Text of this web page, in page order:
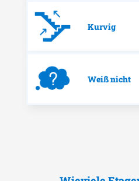
Kurvig
Weiß nicht